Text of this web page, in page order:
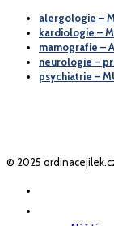
alergologie –
kardiologie –
mamografie –
neurologie –
psychiatrie –
© 2025